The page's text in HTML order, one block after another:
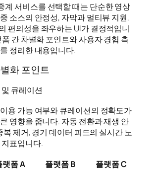
계 서비스를 선택할 때는 단순한 영상
소스의 안정성, 자막과 멀티뷰 지원,
편의성을 좌우하는 UI가 결정적입니
간 차별화 포인트와 사용자 경험 측
정리한 내용입니다.
화 포인트
큐레이션
용 가능 여부와 큐레이션의 정확도가
영향을 줍니다. 자동 전환과 재생 안
복 제거, 경기 데이터 피드의 실시간 노
표입니다.
랫폼 A 플랫폼 B
플랫폼 C